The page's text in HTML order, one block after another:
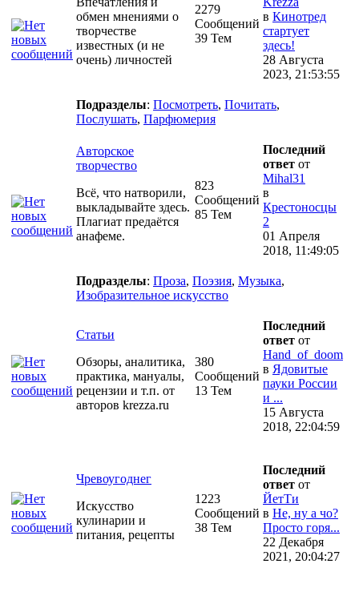
обмен мнениями о
творчестве
известных (и не
очень) личностей
2279
Сообщений
39 Тем
в Кинотред
стартует
здесь!
28 Августа
2023, 21:53:55
Подразделы: Посмотреть, Почитать,
Послушать, Парфюмерия
Авторское
творчество
Всё, что натворили,
выкладывайте здесь.
Плагиат предаётся
анафеме.
823
Сообщений
85 Тем
Последний
ответ от
Mihal31
в
Крестоносцы
2
01 Апреля
2018, 11:49:05
Подразделы: Проза, Поэзия, Музыка,
Изобразительное искусство
Статьи
Обзоры, аналитика,
практика, мануалы,
рецензии и т.п. от
авторов krezza.ru
380
Сообщений
13 Тем
Последний
ответ от
Hand_of_doom
в Ядовитые
пауки России
и ...
15 Августа
2018, 22:04:59
Чревоугоднег
Искусство
кулинарии и
питания, рецепты
1223
Сообщений
38 Тем
Последний
ответ от
ЙетТи
в Не, ну а чо?
Просто горя...
22 Декабря
2021, 20:04:27